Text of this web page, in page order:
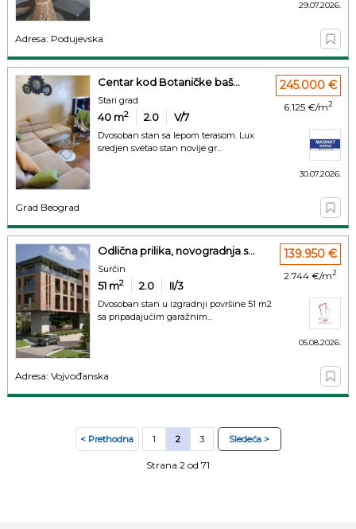
29.07.2026.
Adresa: Podujevska
Centar kod Botaničke baš...
Stari grad
40 m2 2.0 V/7
Dvosoban stan sa lepom terasom. Lux
sredjen svetao stan novije gr...
245.000 €
6.125 €/m2
30.07.2026.
Grad Beograd
Odlična prilika, novogradnja s...
Surčin
51 m2 2.0 II/3
Dvosoban stan u izgradnji površine 51 m2
sa pripadajućim garažnim...
139.950 €
2.744 €/m2
05.08.2026.
Adresa: Vojvođanska
< Prethodna 1 2 3 Sledeća >
Strana 2 od 71